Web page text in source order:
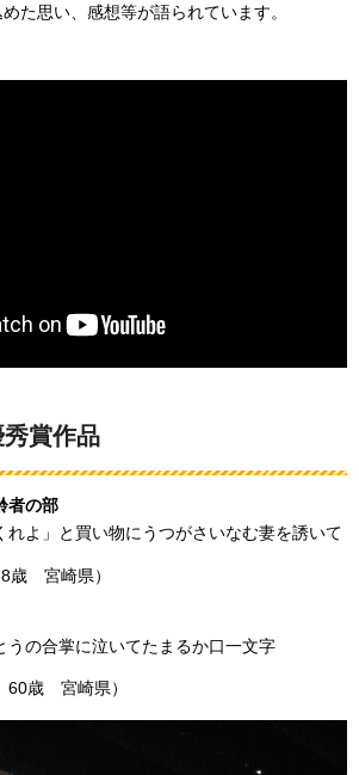
た思い、感想等が語られています。
賞作品
者の部
れよ」と買い物にうつがさいなむ妻を誘いて
歳 宮崎県）
うの合掌に泣いてたまるか口一文字
60歳 宮崎県）